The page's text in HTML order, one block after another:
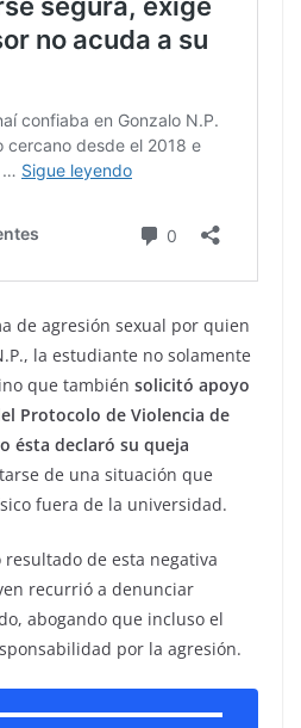
de agresión sexual por quien
la estudiante no solamente
que también solicitó apoyo
Protocolo de Violencia de
ésta declaró su queja
de una situación que
fuera de la universidad.
de esta negativa
recurrió a denunciar
abogando que incluso el
por la agresión.